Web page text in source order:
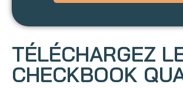
TÉLÉCHARGEZ
CHECKBOOK